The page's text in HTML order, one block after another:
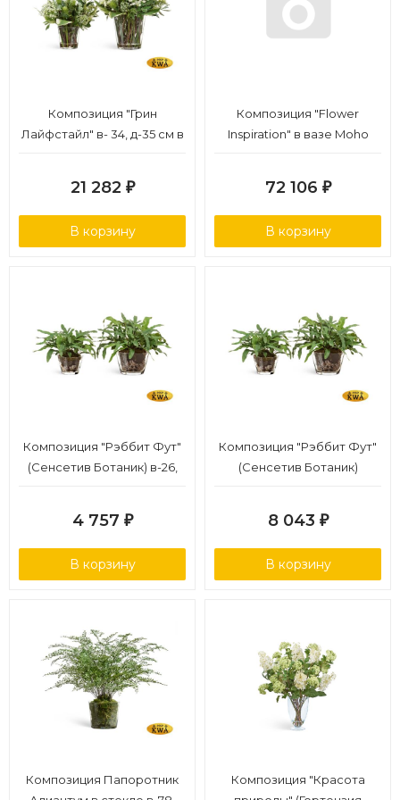
Композиция "Грин
Лайфстайл" в- 34, д-35 см в
21 282 ₽
В корзину
Композиция "Flower
Inspiration" в вазе Moho
72 106 ₽
В корзину
Композиция "Рэббит Фут"
(Сенсетив Ботаник) в-26,
4 757 ₽
В корзину
Композиция "Рэббит Фут"
(Сенсетив Ботаник)
мхом,корнями,землёй 1/1
8 043 ₽
В корзину
Композиция Папоротник
Композиция "Красота